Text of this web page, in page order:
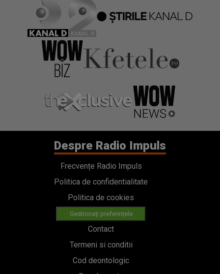
Despre Radio Impuls
Frecvențe Radio Impuls
Politica de confidentialitate
Politica de cookies
Gestionați preferințele
Contact
Termeni si conditii
Cod deontologic